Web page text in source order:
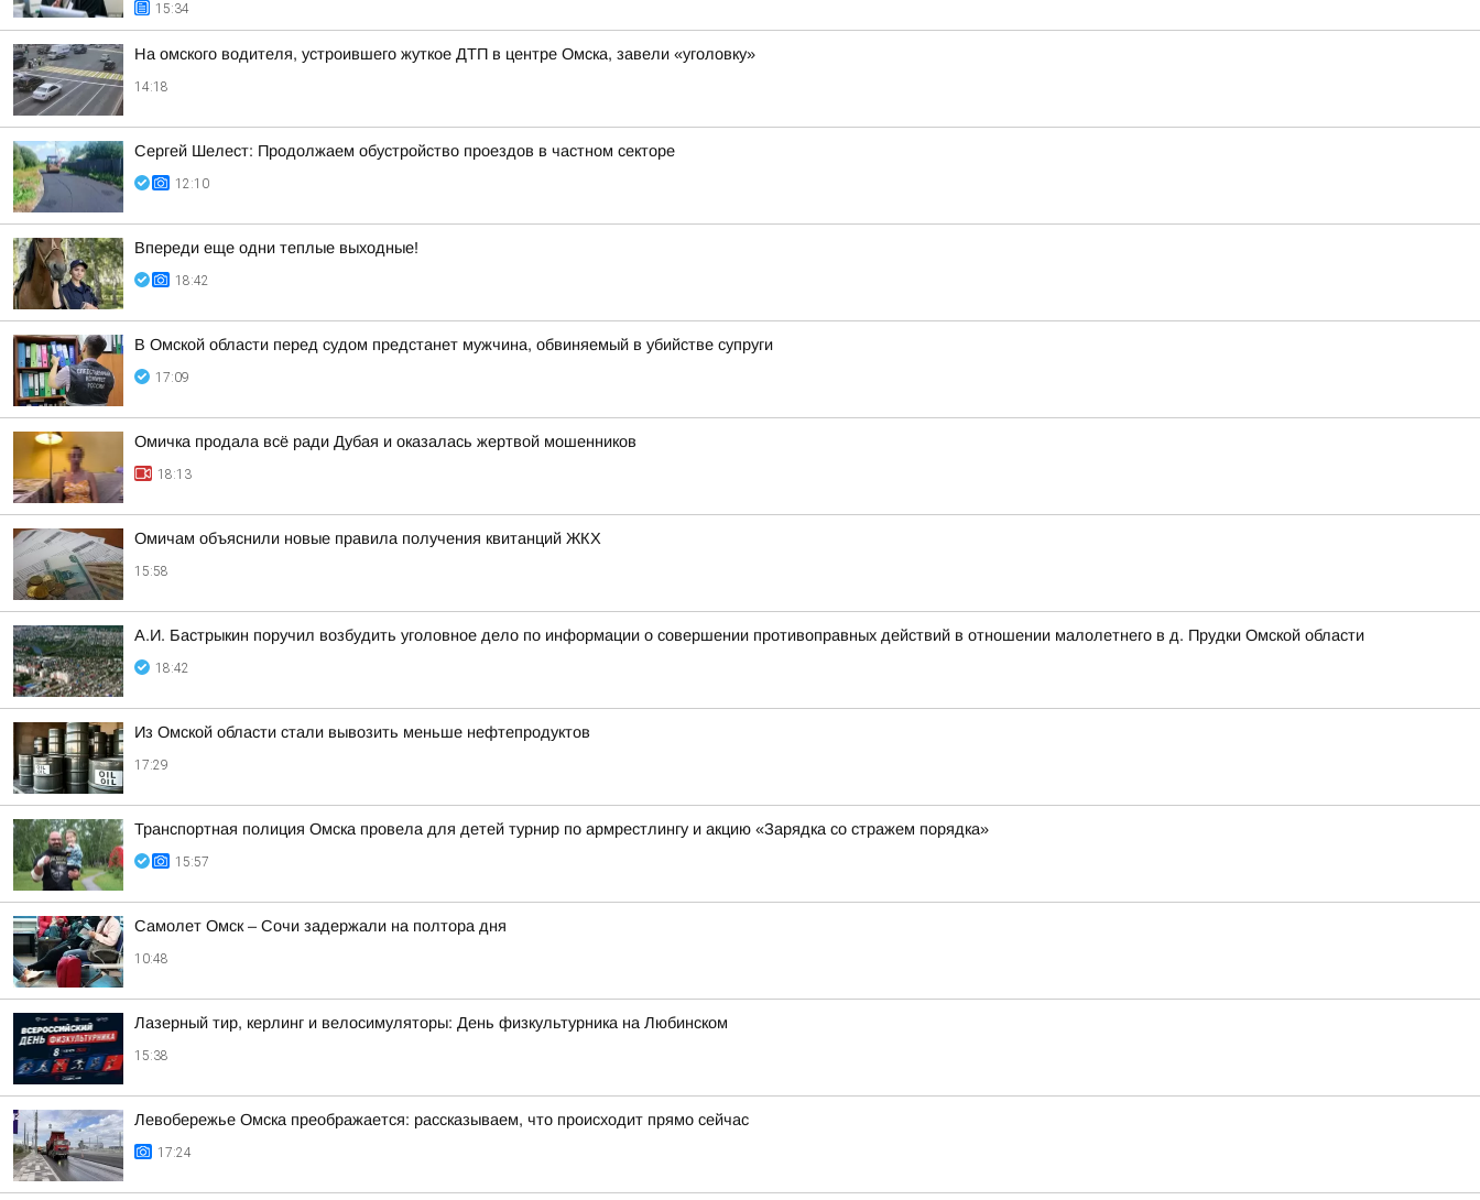
15:34
На омского водителя, устроившего жуткое ДТП в центре Омска, завели «уголовку»
14:18
Сергей Шелест: Продолжаем обустройство проездов в частном секторе
12:10
Впереди еще одни теплые выходные!
18:42
В Омской области перед судом предстанет мужчина, обвиняемый в убийстве супруги
17:09
Омичка продала всё ради Дубая и оказалась жертвой мошенников
18:13
Омичам объяснили новые правила получения квитанций ЖКХ
15:58
А.И. Бастрыкин поручил возбудить уголовное дело по информации о совершении противоправных действий в отношении малолетнего в д. Прудки Омской области
18:42
Из Омской области стали вывозить меньше нефтепродуктов
17:29
Транспортная полиция Омска провела для детей турнир по армрестлингу и акцию «Зарядка со стражем порядка»
15:57
Самолет Омск – Сочи задержали на полтора дня
10:48
Лазерный тир, керлинг и велосимуляторы: День физкультурника на Любинском
15:38
Левобережье Омска преображается: рассказываем, что происходит прямо сейчас
17:24